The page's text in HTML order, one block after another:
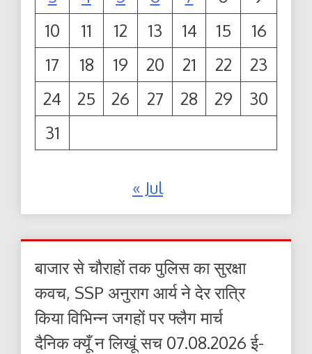
10
11 12 13 14 15
16
17
18 19 20 21 22
23
24
25 26 27 28 29
30
31
« Jul
बाजार से चौराहों तक पुलिस का सुरक्षा
कवच, SSP अनुराग आर्य ने देर रात्रि
किया विभिन्न जगहों पर फ्लैग मार्च
दैनिक क्यूँ न लिखूं सच 07.08.2026 ई-